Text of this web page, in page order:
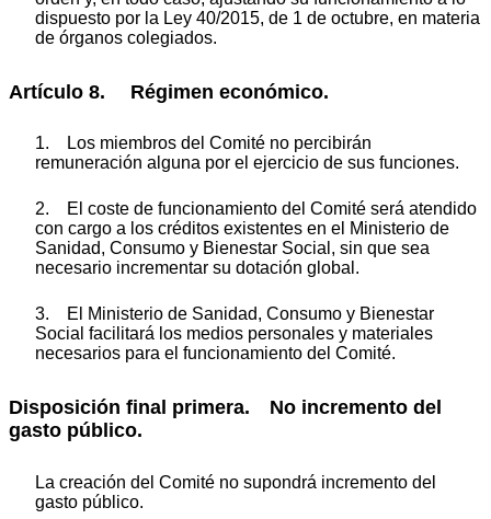
dispuesto por la Ley 40/2015, de 1 de octubre, en materia
de órganos colegiados.
Artículo 8. Régimen económico.
1. Los miembros del Comité no percibirán
remuneración alguna por el ejercicio de sus funciones.
2. El coste de funcionamiento del Comité será atendido
con cargo a los créditos existentes en el Ministerio de
Sanidad, Consumo y Bienestar Social, sin que sea
necesario incrementar su dotación global.
3. El Ministerio de Sanidad, Consumo y Bienestar
Social facilitará los medios personales y materiales
necesarios para el funcionamiento del Comité.
Disposición final primera. No incremento del
gasto público.
La creación del Comité no supondrá incremento del
gasto público.